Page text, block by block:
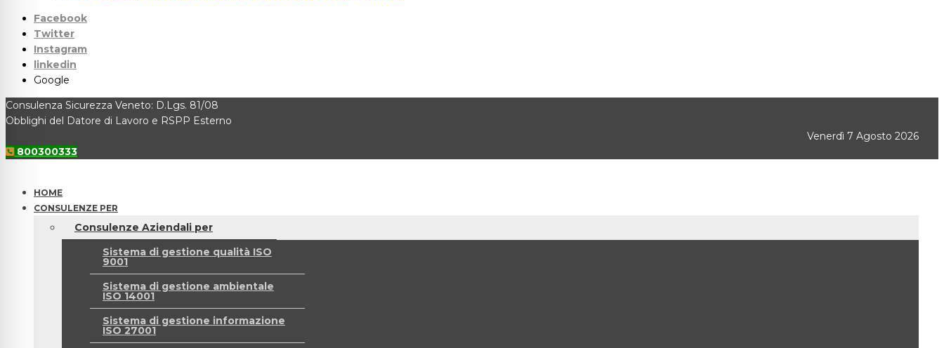
Facebook
Twitter
Instagram
linkedin
Google
Consulenza Sicurezza Veneto: D.Lgs. 81/08
Obblighi del Datore di Lavoro e RSPP Esterno
Venerdì 7 Agosto 2026
800300333
HOME
CONSULENZE PER
Consulenze Aziendali per
Sistema di gestione qualità ISO
9001
Sistema di gestione ambientale
ISO 14001
Sistema di gestione informazione
ISO 27001